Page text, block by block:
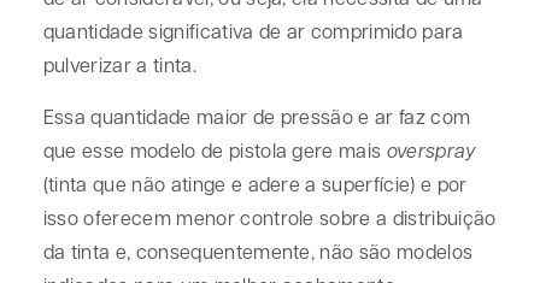
quantidade significativa de ar comprimido para
pulverizar a tinta.
Essa quantidade maior de pressão e ar faz com
que esse modelo de pistola gere mais overspray
(tinta que não atinge e adere a superfície) e por
isso oferecem menor controle sobre a distribuição
da tinta e, consequentemente, não são modelos